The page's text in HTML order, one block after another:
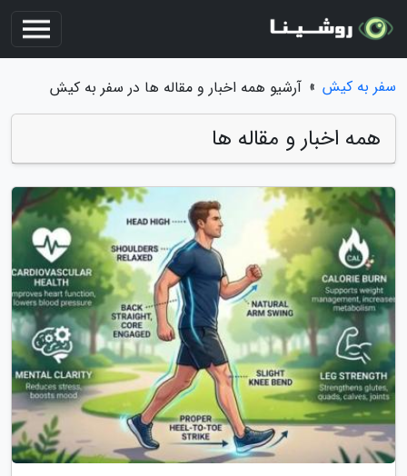
سفر به کیش » آرشیو همه اخبار و مقاله ها در سفر به کیش
همه اخبار و مقاله ها